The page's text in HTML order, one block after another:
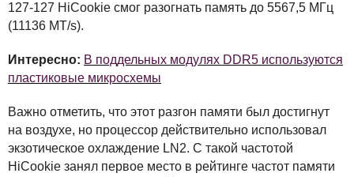
127-127 HiCookie смог разогнать память до 5567,5 МГц
(11136 MT/s).
Интересно: В поддельных модулях DDR5 используются
пластиковые микросхемы
Важно отметить, что этот разгон памяти был достигнут
на воздухе, но процессор действительно использовал
экзотическое охлаждение LN2. С такой частотой
HiCookie занял первое место в рейтинге частот памяти